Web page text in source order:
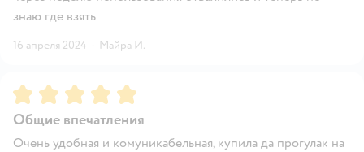
знаю где взять
16 апреля 2024 · Майра И.
Рейтинг:5
Общие впечатления
Очень удобная и комуникабельная, купила да прогулак на